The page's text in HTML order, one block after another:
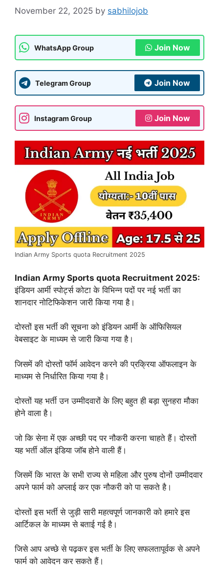
November 22, 2025 by sabhilojob
WhatsApp Group Join Now
Telegram Group Join Now
Instagram Group Join Now
Indian Army Sports quota Recruitment 2025
Indian Army Sports quota Recruitment 2025:
इंडियन आर्मी स्पोर्ट्स कोटा के विभिन्न पदों पर नई भर्ती का
शानदार नोटिफिकेशन जारी किया गया है।
दोस्तों इस भर्ती की सूचना को इंडियन आर्मी के ऑफिसियल
वेबसाइट के माध्यम से जारी किया गया है।
जिसमें की दोस्तों फॉर्म आवेदन करने की प्रक्रिया ऑफलाइन के
माध्यम से निर्धारित किया गया है।
दोस्तों यह भर्ती उन उम्मीदवारों के लिए बहुत ही बड़ा सुनहरा मौका
होने वाला है।
जो कि सेना में एक अच्छी पद पर नौकरी करना चाहते हैं। दोस्तों
यह भर्ती ऑल इंडिया जॉब होने वाली हैं।
जिसमें कि भारत के सभी राज्य से महिला और पुरुष दोनों उम्मीदवार
अपने फार्म को अप्लाई कर एक नौकरी को पा सकते है।
दोस्तों इस भर्ती से जुड़ी सारी महत्वपूर्ण जानकारी को हमारे इस
आर्टिकल के माध्यम से बताई गई है।
जिसे आप अच्छे से पढ़कर इस भर्ती के लिए सफलतापूर्वक से अपने
फार्म को आवेदन कर सकते हैं।